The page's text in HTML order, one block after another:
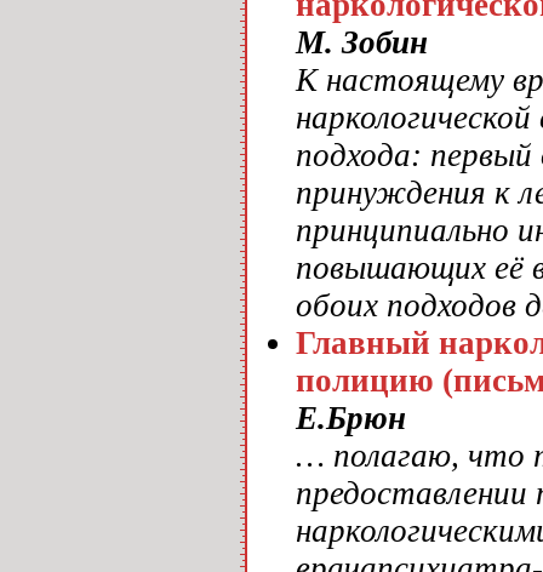
М. Зобин
К настоящему
подхода: первый
принуждения к
принципиально
повышающих её
обоих подходов
Главный
полицию
Е.Брюн
… полагаю, что
предоставлении